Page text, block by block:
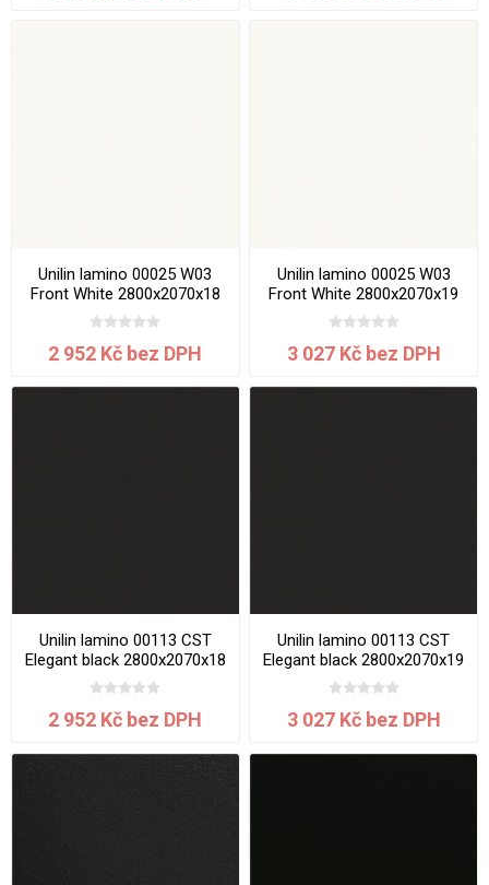
Unilin lamino 00025 W03
Front White 2800x2070x18
mm
2 952 Kč bez DPH
Unilin lamino 00025 W03
Front White 2800x2070x19
mm
3 027 Kč bez DPH
Unilin lamino 00113 CST
Elegant black 2800x2070x18
mm
2 952 Kč bez DPH
Unilin lamino 00113 CST
Elegant black 2800x2070x19
mm
3 027 Kč bez DPH